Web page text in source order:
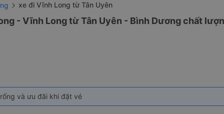
xe đi Vĩnh Long từ Tân Uyên
- Vĩnh Long từ Tân Uyên - Bình Dương chất
và ưu đãi khi đặt vé